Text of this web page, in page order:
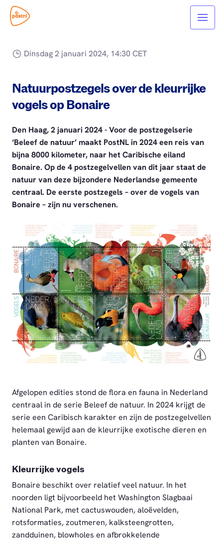
Dinsdag 2 januari 2024, 14:30 CET
Natuurpostzegels over de kleurrijke
vogels op Bonaire
Den Haag, 2 januari 2024 - Voor de postzegelserie
‘Beleef de natuur’ maakt PostNL in 2024 een reis van
bijna 8000 kilometer, naar het Caribische eiland
Bonaire. Op de 4 postzegelvellen van dit jaar staat de
natuur van deze bijzondere Nederlandse gemeente
centraal. De eerste postzegels – over de vogels van
Bonaire – zijn nu verschenen.
PNG
Afgelopen edities stond de flora en fauna in Nederland
centraal in de serie Beleef de natuur. In 2024 krijgt de
serie een Caribisch karakter en zijn de postzegelvellen
helemaal gewijd aan de kleurrijke exotische dieren en
planten van Bonaire.
Kleurrijke vogels
Bonaire beschikt over relatief veel natuur. In het
noorden ligt bijvoorbeeld het Washington Slagbaai
National Park, met cactuswouden, aloëvelden,
rotsformaties, zoutmeren, kalksteengrotten,
zandduinen, blowholes en afbrokkelende